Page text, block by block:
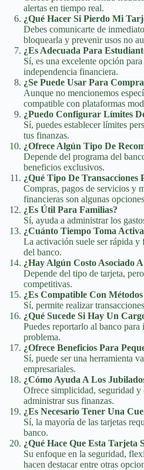
alertas en tiempo real.
¿Qué Hacer Si Pierdo Mi
Debes comunicarte de
bloquearla y prevenir usos no
¿Es Adecuada Para
Sí, es una excelente opción
independencia financiera.
¿Se Puede Usar Para
Aunque no mencionemos
compatible con plataformas
¿Puedo Configurar Límites
Sí, puedes establecer límites
tus finanzas.
¿Ofrece Algún Tipo De
Depende del programa del
beneficios exclusivos.
¿Qué Tipo De Transacciones
Compras, pagos de servicios y
financieras son algunas
¿Es Útil Para Familias?
Sí, ayuda a administrar los
¿Cuánto Tiempo Toma
La activación suele ser rápida
del banco.
¿Hay Algún Costo Asociado A
Depende del tipo de tarjeta,
competitivas.
¿Es Compatible Con
Sí, permite realizar
¿Qué Sucede Si Hay Un
Puedes reportarlo al banco
problema.
¿Ofrece Beneficios Para
Sí, puede ser una herramienta
empresariales.
¿Cómo Ayuda A Los
Ofrece simplicidad, seguridad y
administrar sus finanzas.
¿Es Necesario Tener Una
Sí, la mayoría de las tarjetas
banco.
¿Qué Hace Que Esta Tarjeta
Su enfoque en la seguridad,
hacen destacar entre otras